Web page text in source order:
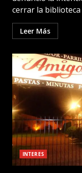
cerrar la biblioteca
Leer Más
INTERES